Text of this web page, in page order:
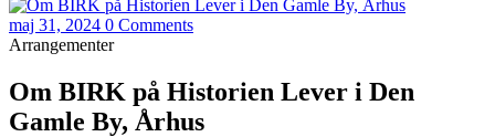
maj 31, 2024 0 Comments
Arrangementer
Om BIRK på Historien Lever i Den
Gamle By, Århus